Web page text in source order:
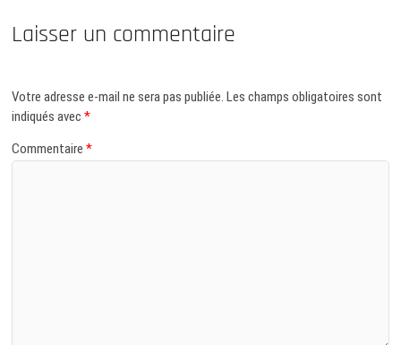
Laisser un commentaire
Votre adresse e-mail ne sera pas publiée. Les champs obligatoires sont
indiqués avec*
Commentaire*